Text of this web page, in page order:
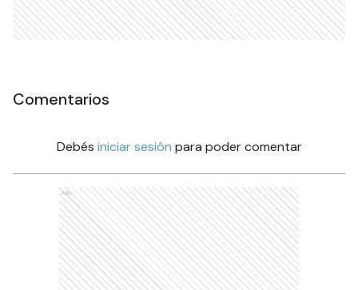
Comentarios
Debés iniciar sesión para poder comentar
Ads